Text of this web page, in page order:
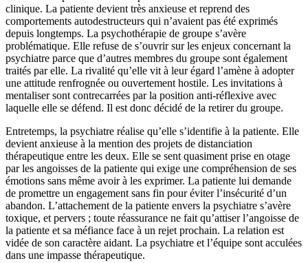
clinique. La patiente devient très anxieuse et reprend des
comportements autodestructeurs qui n’avaient pas été exprimés
depuis longtemps. La psychothérapie de groupe s’avère
problématique. Elle refuse de s’ouvrir sur les enjeux concernant la
psychiatre parce que d’autres membres du groupe sont également
traités par elle. La rivalité qu’elle vit à leur égard l’amène à adopter
une attitude renfrognée ou ouvertement hostile. Les invitations à
mentaliser sont contrecarrées par la position anti-réflexive avec
laquelle elle se défend. Il est donc décidé de la retirer du groupe.
Entretemps, la psychiatre réalise qu’elle s’identifie à la patiente. Elle
devient anxieuse à la mention des projets de distanciation
thérapeutique entre les deux. Elle se sent quasiment prise en otage
par les angoisses de la patiente qui exige une compréhension de ses
émotions sans même avoir à les exprimer. La patiente lui demande
de promettre un engagement sans fin pour éviter l’insécurité d’un
abandon. L’attachement de la patiente envers la psychiatre s’avère
toxique, et pervers ; toute réassurance ne fait qu’attiser l’angoisse de
la patiente et sa méfiance face à un rejet prochain. La relation est
vidée de son caractère aidant. La psychiatre et l’équipe sont acculées
dans une impasse thérapeutique.